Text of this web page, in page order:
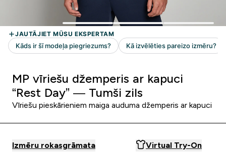
MP vīriešu džemperis ar kapuci
“Rest Day” — Tumši zils
Vīriešu pieskārieniem maiga auduma džemperis ar kapuci
Izmēru rokasgrāmata Virtual Try-On